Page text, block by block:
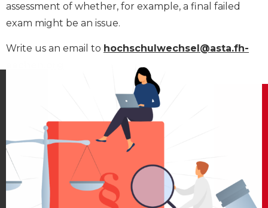
assessment of whether, for example, a final failed
exam might be an issue.
Write us an email to hochschulwechsel @asta.fh-